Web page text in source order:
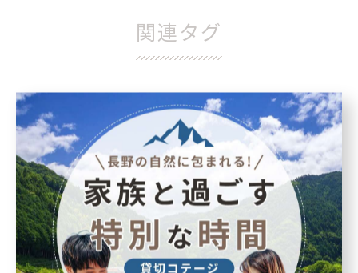
関連タグ
#北アルプス
カテゴリー Categories
全てのカテゴリー
家族